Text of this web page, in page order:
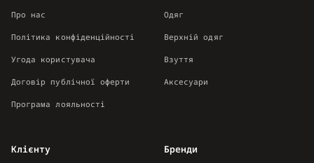
Одяг
Верхній одяг
Взуття
Аксесуари
Про нас
Політика конфіденційності
Угода користувача
Договір публічної оферти
Програма лояльності
Клієнту Бренди